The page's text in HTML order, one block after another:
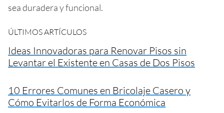
sea duradera y funcional.
ÚLTIMOS ARTÍCULOS
Ideas Innovadoras para Renovar Pisos sin
Levantar el Existente en Casas de Dos Pisos
10 Errores Comunes en Bricolaje Casero y
Cómo Evitarlos de Forma Económica